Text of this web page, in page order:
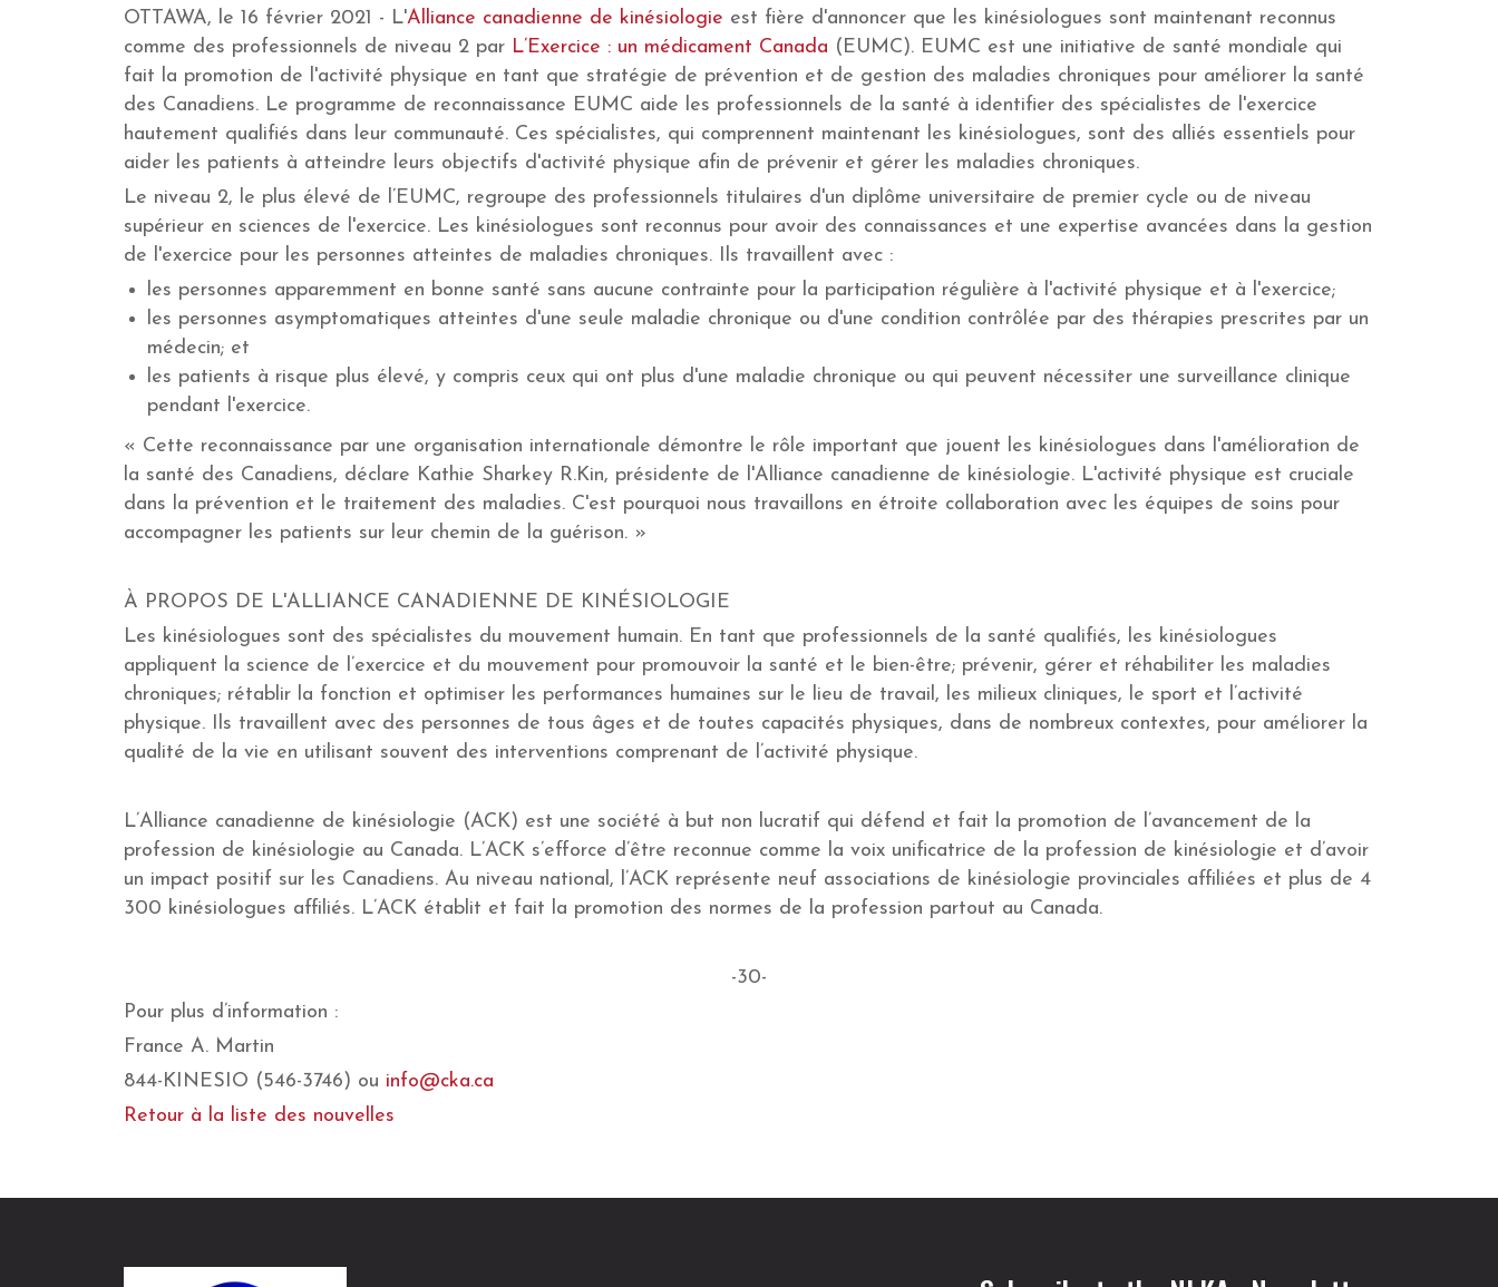
OTTAWA, le 16 février 2021 - L'Alliance canadienne de kinésiologie est fière d'annoncer que les kinésiologues sont maintenant reconnus
comme des professionnels de niveau 2 par L’Exercice : un médicament Canada (EUMC). EUMC est une initiative de santé mondiale qui
fait la promotion de l'activité physique en tant que stratégie de prévention et de gestion des maladies chroniques pour améliorer la santé
des Canadiens. Le programme de reconnaissance EUMC aide les professionnels de la santé à identifier des spécialistes de l'exercice
hautement qualifiés dans leur communauté. Ces spécialistes, qui comprennent maintenant les kinésiologues, sont des alliés essentiels pour
aider les patients à atteindre leurs objectifs d'activité physique afin de prévenir et gérer les maladies chroniques.
Le niveau 2, le plus élevé de l’EUMC, regroupe des professionnels titulaires d'un diplôme universitaire de premier cycle ou de niveau
supérieur en sciences de l'exercice. Les kinésiologues sont reconnus pour avoir des connaissances et une expertise avancées dans la gestion
de l'exercice pour les personnes atteintes de maladies chroniques. Ils travaillent avec :
les personnes apparemment en bonne santé sans aucune contrainte pour la participation régulière à l'activité physique et à l'exercice;
les personnes asymptomatiques atteintes d'une seule maladie chronique ou d'une condition contrôlée par des thérapies prescrites par un
médecin; et
les patients à risque plus élevé, y compris ceux qui ont plus d'une maladie chronique ou qui peuvent nécessiter une surveillance clinique
pendant l'exercice.
« Cette reconnaissance par une organisation internationale démontre le rôle important que jouent les kinésiologues dans l'amélioration de
la santé des Canadiens, déclare Kathie Sharkey R.Kin, présidente de l'Alliance canadienne de kinésiologie. L'activité physique est cruciale
dans la prévention et le traitement des maladies. C'est pourquoi nous travaillons en étroite collaboration avec les équipes de soins pour
accompagner les patients sur leur chemin de la guérison. »
À PROPOS DE L'ALLIANCE CANADIENNE DE KINÉSIOLOGIE
Les kinésiologues sont des spécialistes du mouvement humain. En tant que professionnels de la santé qualifiés, les kinésiologues
appliquent la science de l’exercice et du mouvement pour promouvoir la santé et le bien-être; prévenir, gérer et réhabiliter les maladies
chroniques; rétablir la fonction et optimiser les performances humaines sur le lieu de travail, les milieux cliniques, le sport et l’activité
physique. Ils travaillent avec des personnes de tous âges et de toutes capacités physiques, dans de nombreux contextes, pour améliorer la
qualité de la vie en utilisant souvent des interventions comprenant de l’activité physique.
L’Alliance canadienne de kinésiologie (ACK) est une société à but non lucratif qui défend et fait la promotion de l’avancement de la
profession de kinésiologie au Canada. L’ACK s’efforce d’être reconnue comme la voix unificatrice de la profession de kinésiologie et d’avoir
un impact positif sur les Canadiens. Au niveau national, l’ACK représente neuf associations de kinésiologie provinciales affiliées et plus de 4
300 kinésiologues affiliés. L’ACK établit et fait la promotion des normes de la profession partout au Canada.
-30-
Pour plus d’information :
France A. Martin
844-KINESIO (546-3746) ou info@cka.ca
Retour à la liste des nouvelles